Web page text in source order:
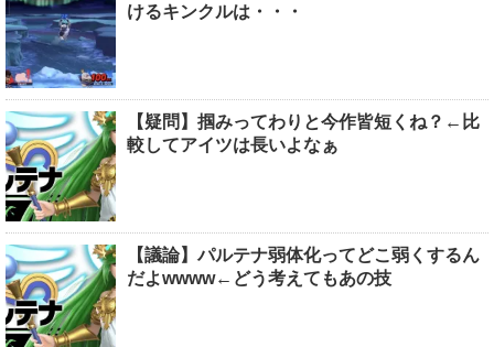
けるキンクルは・・・
【疑問】掴みってわりと今作皆短くね？←比
較してアイツは長いよなぁ
【議論】パルテナ弱体化ってどこ弱くするん
だよwwww←どう考えてもあの技